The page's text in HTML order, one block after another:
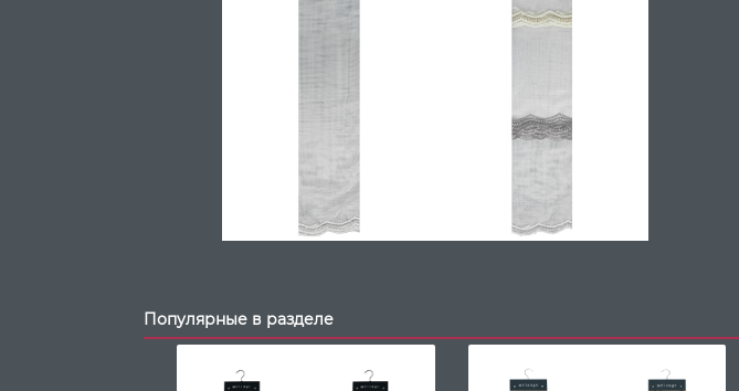
Популярные в разделе